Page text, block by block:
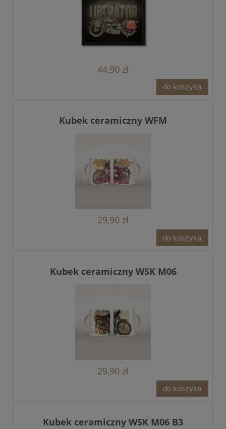
44,90 zł
do koszyka
Kubek ceramiczny WFM
29,90 zł
do koszyka
Kubek ceramiczny WSK M06
29,90 zł
do koszyka
Kubek ceramiczny WSK M06 B3